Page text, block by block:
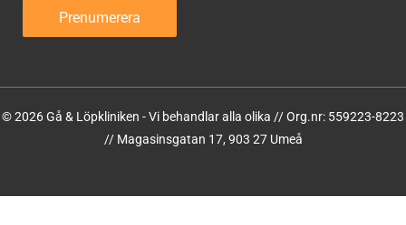
© 2026 Gå & Löpkliniken - Vi behandlar alla olika // Org.nr: 559223-8223
// Magasinsgatan 17, 903 27 Umeå